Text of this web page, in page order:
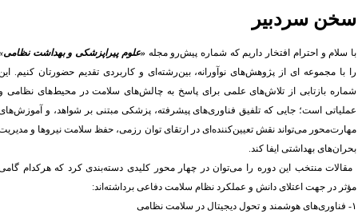
سردبیر
سلام و احترام افتخار داریم که شماره پیش‌رو مجله «علومپیراپزشکی و بهداشت نظامی»
با مجموعه‌ ای از پژوهش‌های نوآورانه، بین‌رشته‌ای و کاربردی تقدیم حضورتان کنیم. این
بازتابی از تلاش‌های علمی برای پاسخ به چالش‌های سلامت در محیط‌های نظامی و
است؛ جایی که تلفیق فناوری‌های پیشرفته، پزشکی مبتنی بر شواهد، و آموزش‌های
می‌تواند نقش تعیین‌کننده‌ای در ارتقای توان رزمی، حفظ سلامت نیروها و مدیریت
بهداشتی ایفا کند.
منتخب این دوره را می‌توان در چهار محور کلیدی دسته‌بندی کرد که هرکدام گامی
در جهت اعتلای دانش و عملکرد نظام سلامت دفاعی برداشته‌اند:
در سلامت نظامی